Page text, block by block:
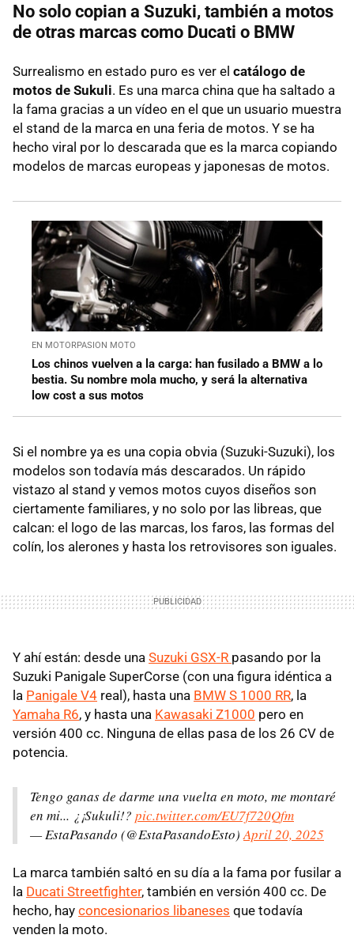
No solo copian a Suzuki, también a motos
de otras marcas como Ducati o BMW
Surrealismo en estado puro es ver el catálogo de
motos de Sukuli. Es una marca china que ha saltado a
la fama gracias a un vídeo en el que un usuario muestra
el stand de la marca en una feria de motos. Y se ha
hecho viral por lo descarada que es la marca copiando
modelos de marcas europeas y japonesas de motos.
EN MOTORPASION MOTO
Los chinos vuelven a la carga: han fusilado a BMW a lo
bestia. Su nombre mola mucho, y será la alternativa
low cost a sus motos
Si el nombre ya es una copia obvia (Suzuki-Suzuki), los
modelos son todavía más descarados. Un rápido
vistazo al stand y vemos motos cuyos diseños son
ciertamente familiares, y no solo por las libreas, que
calcan: el logo de las marcas, los faros, las formas del
colín, los alerones y hasta los retrovisores son iguales.
Y ahí están: desde una Suzuki GSX-R pasando por la
Suzuki Panigale SuperCorse (con una figura idéntica a
la Panigale V4 real), hasta una BMW S 1000 RR, la
Yamaha R6, y hasta una Kawasaki Z1000 pero en
versión 400 cc. Ninguna de ellas pasa de los 26 CV de
potencia.
Tengo ganas de darme una vuelta en moto, me montaré
en mi... ¿¡Sukuli!? pic.twitter.com/EU7f720Qfm
— EstaPasando (@EstaPasandoEsto) April 20, 2025
La marca también saltó en su día a la fama por fusilar a
la Ducati Streetfighter, también en versión 400 cc. De
hecho, hay concesionarios libaneses que todavía
venden la moto.